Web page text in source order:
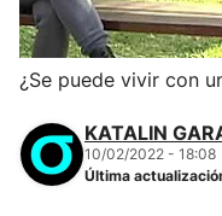
¿Se puede vivir con
KATALIN
10/02/2022 - 18:08
Última